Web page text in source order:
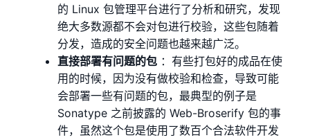
的 Linux 包管理平台进行了分析和研究，发现
绝大多数源都不会对包进行校验，这些包随着
分发，造成的安全问题也越来越广泛。
直接部署有问题的包 ：有些打包好的成品在使
用的时候，因为没有做校验和检查，导致可能
会部署一些有问题的包，最典型的例子是
Sonatype 之前披露的 Web-Broserify 包的事
件，虽然这个包是使用了数百个合法软件开发